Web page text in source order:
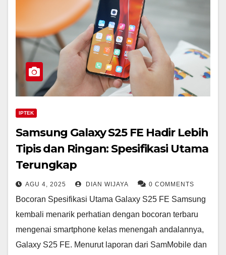
IPTEK
Samsung Galaxy S25 FE Hadir Lebih
Tipis dan Ringan: Spesifikasi Utama
Terungkap
AGU 4, 2025 DIAN WIJAYA 0 COMMENTS
Bocoran Spesifikasi Utama Galaxy S25 FE Samsung
kembali menarik perhatian dengan bocoran terbaru
mengenai smartphone kelas menengah andalannya,
Galaxy S25 FE. Menurut laporan dari SamMobile dan